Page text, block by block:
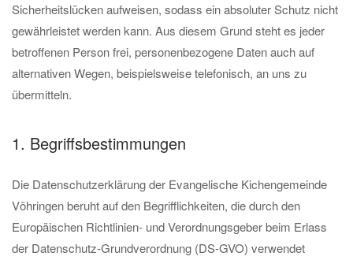
Sicherheitslücken aufweisen, sodass ein absoluter Schutz nicht
gewährleistet werden kann. Aus diesem Grund steht es jeder
betroffenen Person frei, personenbezogene Daten auch auf
alternativen Wegen, beispielsweise telefonisch, an uns zu
übermitteln.
1. Begriffsbestimmungen
Die Datenschutzerklärung der Evangelische Kichengemeinde
Vöhringen beruht auf den Begrifflichkeiten, die durch den
Europäischen Richtlinien- und Verordnungsgeber beim Erlass
der Datenschutz-Grundverordnung (DS-GVO) verwendet